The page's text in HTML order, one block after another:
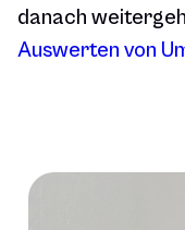
danach
Auswerten von